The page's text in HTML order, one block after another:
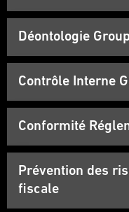
Déontologie
Contrôle Interne
Conformité
Prévention des
fiscale